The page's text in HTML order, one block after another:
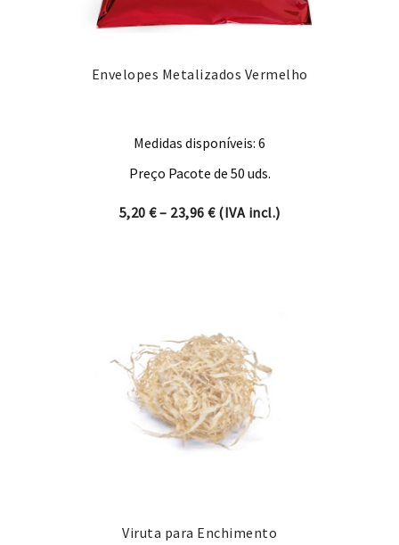
Envelopes Metalizados Vermelho
Medidas disponíveis: 6
Preço Pacote de 50 uds.
5,20 €– 23,96 €Price range: 5,20 € through
(IVA incl.)
Viruta para Enchimento